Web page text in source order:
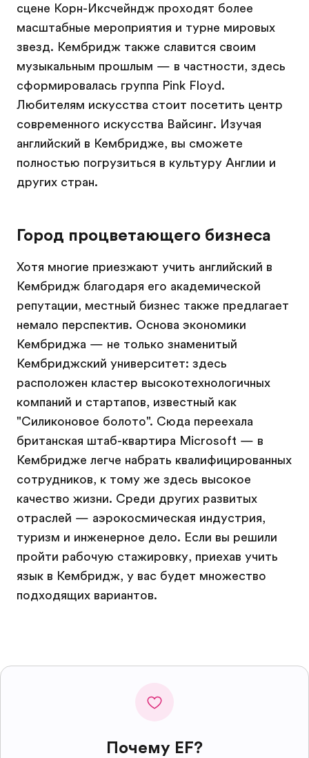
сцене Корн-Иксчейндж проходят более
масштабные мероприятия и турне мировых
звезд. Кембридж также славится своим
музыкальным прошлым — в частности, здесь
сформировалась группа Pink Floyd.
Любителям искусства стоит посетить центр
современного искусства Вайсинг. Изучая
английский в Кембридже, вы сможете
полностью погрузиться в культуру Англии и
других стран.
Город процветающего бизнеса
Хотя многие приезжают учить английский в
Кембридж благодаря его академической
репутации, местный бизнес также предлагает
немало перспектив. Основа экономики
Кембриджа — не только знаменитый
Кембриджский университет: здесь
расположен кластер высокотехнологичных
компаний и стартапов, известный как
"Силиконовое болото". Сюда переехала
британская штаб-квартира Microsoft — в
Кембридже легче набрать квалифицированных
сотрудников, к тому же здесь высокое
качество жизни. Среди других развитых
отраслей — аэрокосмическая индустрия,
туризм и инженерное дело. Если вы решили
пройти рабочую стажировку, приехав учить
язык в Кембридж, у вас будет множество
подходящих вариантов.
Почему EF?